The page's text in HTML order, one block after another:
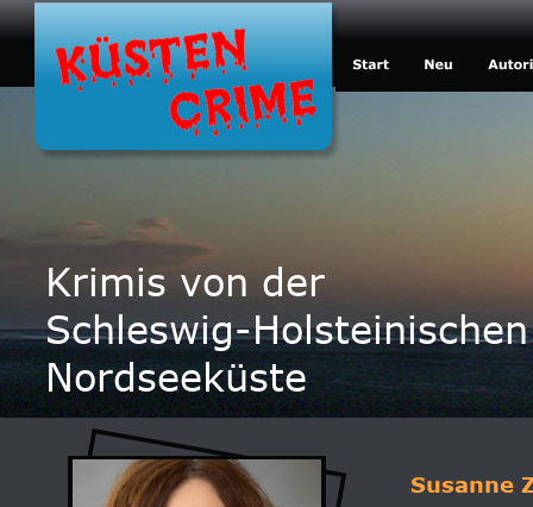
Krimis von der
Schleswig-Holsteinischen
Nordseeküste
Susanne